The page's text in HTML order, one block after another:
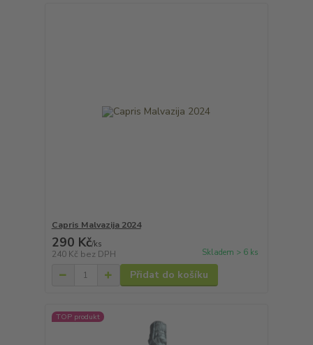
Capris Malvazija 2024
290 Kč/ks
240 Kč bez DPH Skladem > 6 ks
Přidat do košíku
TOP produkt